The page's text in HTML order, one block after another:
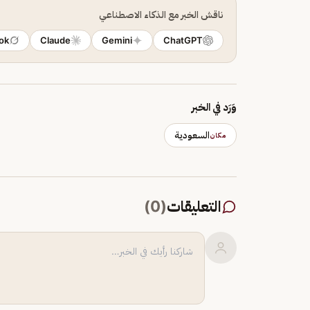
ناقش الخبر مع الذكاء الاصطناعي
ChatGPT
Gemini
Claude
وَرَد في الخبر
مكانالسعودية
التعليقات(
0
)